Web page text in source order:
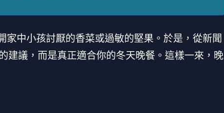
中小孩討厭的香菜或過敏的堅果。於是，從新聞
建議，而是真正適合你的冬天晚餐。這樣一來，晚